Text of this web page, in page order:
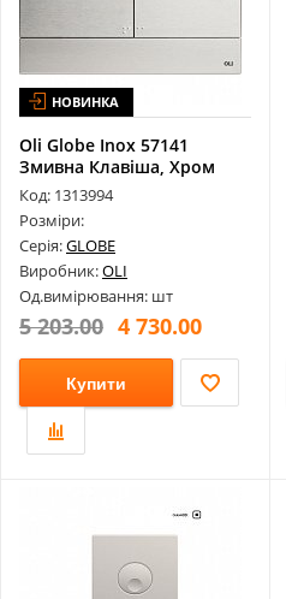
НОВИНКА
Oli Globe Inox 57141
Змивна Клавіша, Хром
Пластик
Код: 1313994
Розміри:
Серія:GLOBE
Виробник:OLI
Од.вимірювання: шт
5 203.00 4 730.00
Купити